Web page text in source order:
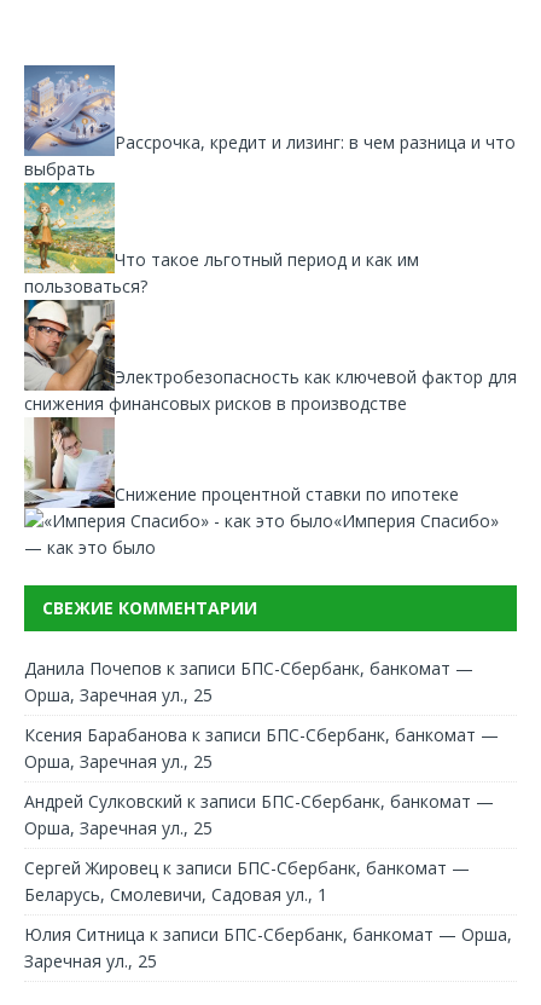
Рассрочка, кредит и лизинг: в чем разница и что
выбрать
Что такое льготный период и как им
пользоваться?
Электробезопасность как ключевой фактор для
снижения финансовых рисков в производстве
Снижение процентной ставки по ипотеке
«Империя Спасибо»
— как это было
СВЕЖИЕ КОММЕНТАРИИ
Данила Почепов к записи БПС-Сбербанк, банкомат —
Орша, Заречная ул., 25
Ксения Барабанова к записи БПС-Сбербанк, банкомат —
Орша, Заречная ул., 25
Андрей Сулковский к записи БПС-Сбербанк, банкомат —
Орша, Заречная ул., 25
Сергей Жировец к записи БПС-Сбербанк, банкомат —
Беларусь, Смолевичи, Садовая ул., 1
Юлия Ситница к записи БПС-Сбербанк, банкомат — Орша,
Заречная ул., 25